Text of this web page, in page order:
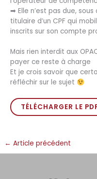
➡ Elle n’est pas due,
titulaire d’un CPF qui
inscrits sur son compte
Mais rien interdit aux
payer ce reste à charge
Et je crois savoir que
réfléchir sur le sujet
TÉLÉCHARGER LE
← Article précédent